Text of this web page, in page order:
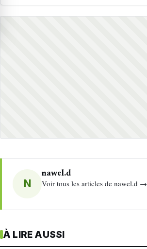
N
nawel.d
Voir tous les articles de nawel.d →
À LIRE AUSSI